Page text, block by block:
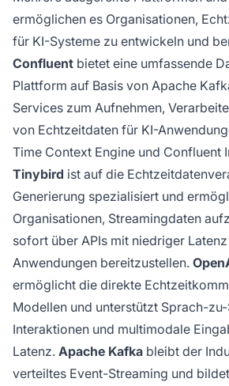
ermöglichen es Organisationen,
für KI-Systeme zu entwickeln und
Confluent bietet eine umfassende
Plattform auf Basis von Apache
Services zum Aufnehmen,
von Echtzeitdaten für KI-
Time Context Engine und Confluent
Tinybird ist auf die
Generierung spezialisiert und
Organisationen, Streamingdaten
sofort über APIs mit niedriger
Anwendungen bereitzustellen.
ermöglicht die direkte
Modellen und unterstützt Sprach-
Interaktionen und multimodale
Latenz. Apache Kafka bleibt der
verteiltes Event-Streaming und